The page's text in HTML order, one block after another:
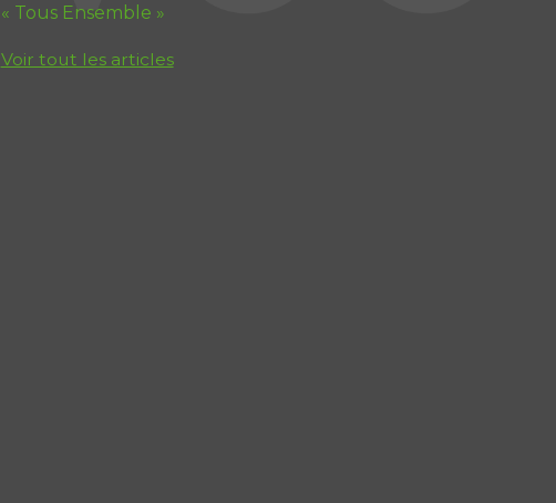
« Tous Ensemble »
Voir tout les articles